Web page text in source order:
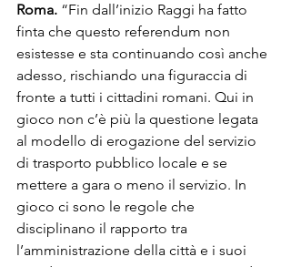
Roma. “Fin dall’inizio Raggi ha fatto
finta che questo referendum non
esistesse e sta continuando così anche
adesso, rischiando una figuraccia di
fronte a tutti i cittadini romani. Qui in
gioco non c’è più la questione legata
al modello di erogazione del servizio
di trasporto pubblico locale e se
mettere a gara o meno il servizio. In
gioco ci sono le regole che
disciplinano il rapporto tra
l’amministrazione della città e i suoi